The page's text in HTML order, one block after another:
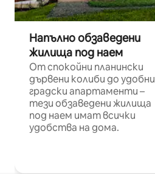
Напълно обзаведени
жилища под наем
От спокойни планински
дървени колиби до удобни
градски апартаменти –
тези обзаведени жилища
под наем имат всички
удобства на дома.